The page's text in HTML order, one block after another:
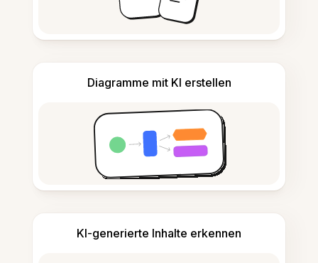
Diagramme mit KI erstellen
KI-generierte Inhalte erkennen